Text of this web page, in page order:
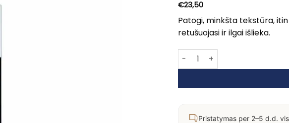
€23,50
Patogi, minkšta tekstūra,
retušuojasi ir ilgai išlieka.
produkto kiekis: SLA Akių
Pristatymas per 2–5 d.d.